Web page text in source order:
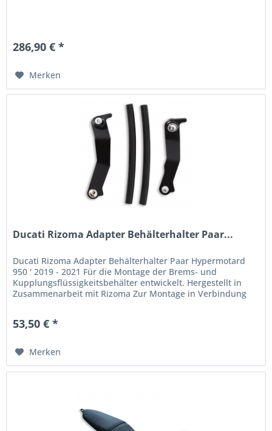
286,90 € *
Merken
Ducati Rizoma Adapter Behälterhalter Paar...
Ducati Rizoma Adapter Behälterhalter Paar Hypermotard
950 ' 2019 - 2021 Für die Montage der Brems- und
Kupplungsflüssigkeitsbehälter entwickelt. Hergestellt in
Zusammenarbeit mit Rizoma Zur Montage in Verbindung
53,50 € *
Merken